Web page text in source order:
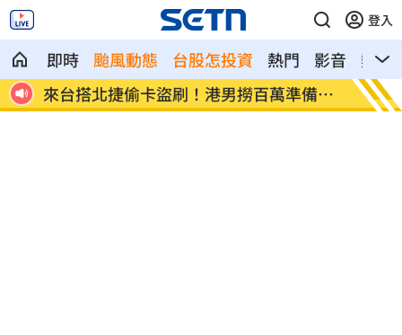
登入
即時 颱風動態 台股怎投資 熱門 影音
熱搜
買
東發號遭出征！蔣萬安：麵線油飯我都喜
歡
傳陸